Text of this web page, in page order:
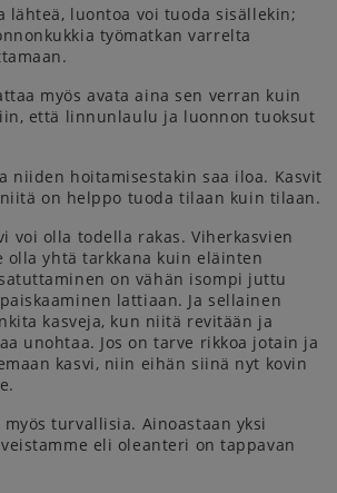
lähteä, luontoa voi tuoda sisällekin;
työmatkan varrelta
myös avata aina sen verran kuin
että linnunlaulu ja luonnon tuoksut
niiden hoitamisestakin saa iloa. Kasvit
on helppo tuoda tilaan kuin tilaan.
voi olla todella rakas. Viherkasvien
olla yhtä tarkkana kuin eläinten
on vähän isompi juttu
lattiaan. Ja sellainen
kasveja, kun niitä revitään ja
unohtaa. Jos on tarve rikkoa jotain ja
kasvi, niin eihän siinä nyt kovin
myös turvallisia. Ainoastaan yksi
eli oleanteri on tappavan